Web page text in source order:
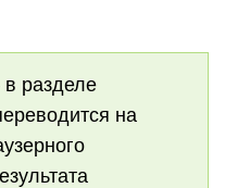
в разделе
на